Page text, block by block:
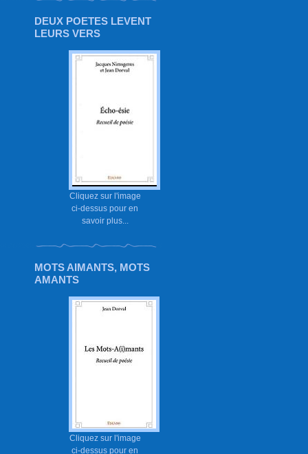
DEUX POETES LEVENT
LEURS VERS
Cliquez sur l'image
ci-dessus pour en
savoir plus...
MOTS AIMANTS, MOTS
AMANTS
Cliquez sur l'image
ci-dessus pour en